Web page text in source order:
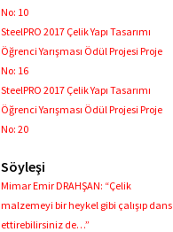
No: 10
SteelPRO 2017 Çelik Yapı Tasarımı
Öğrenci Yarışması Ödül Projesi Proje
No: 16
SteelPRO 2017 Çelik Yapı Tasarımı
Öğrenci Yarışması Ödül Projesi Proje
No: 20
Söyleşi
Mimar Emir DRAHŞAN: “Çelik
malzemeyi bir heykel gibi çalışıp dans
ettirebilirsiniz de…”